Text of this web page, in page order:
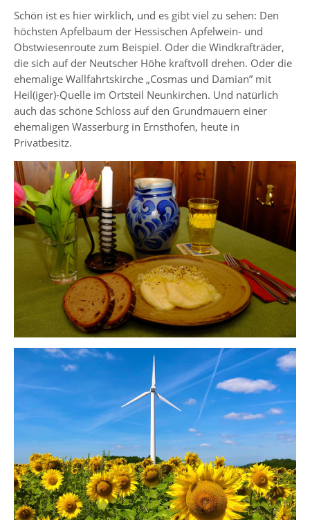
Schön ist es hier wirklich, und es gibt viel zu sehen: Den
höchsten Apfelbaum der Hessischen Apfelwein- und
Obstwiesenroute zum Beispiel. Oder die Windkrafträder,
die sich auf der Neutscher Höhe kraftvoll drehen. Oder die
ehemalige Wallfahrtskirche „Cosmas und Damian” mit
Heil(iger)-Quelle im Ortsteil Neunkirchen. Und natürlich
auch das schöne Schloss auf den Grundmauern einer
ehemaligen Wasserburg in Ernsthofen, heute in
Privatbesitz.